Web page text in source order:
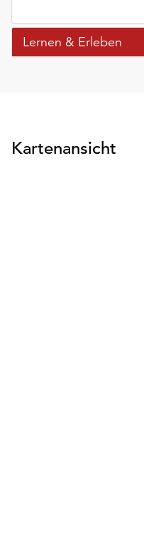
Lernen & Erleben
Kartenansicht